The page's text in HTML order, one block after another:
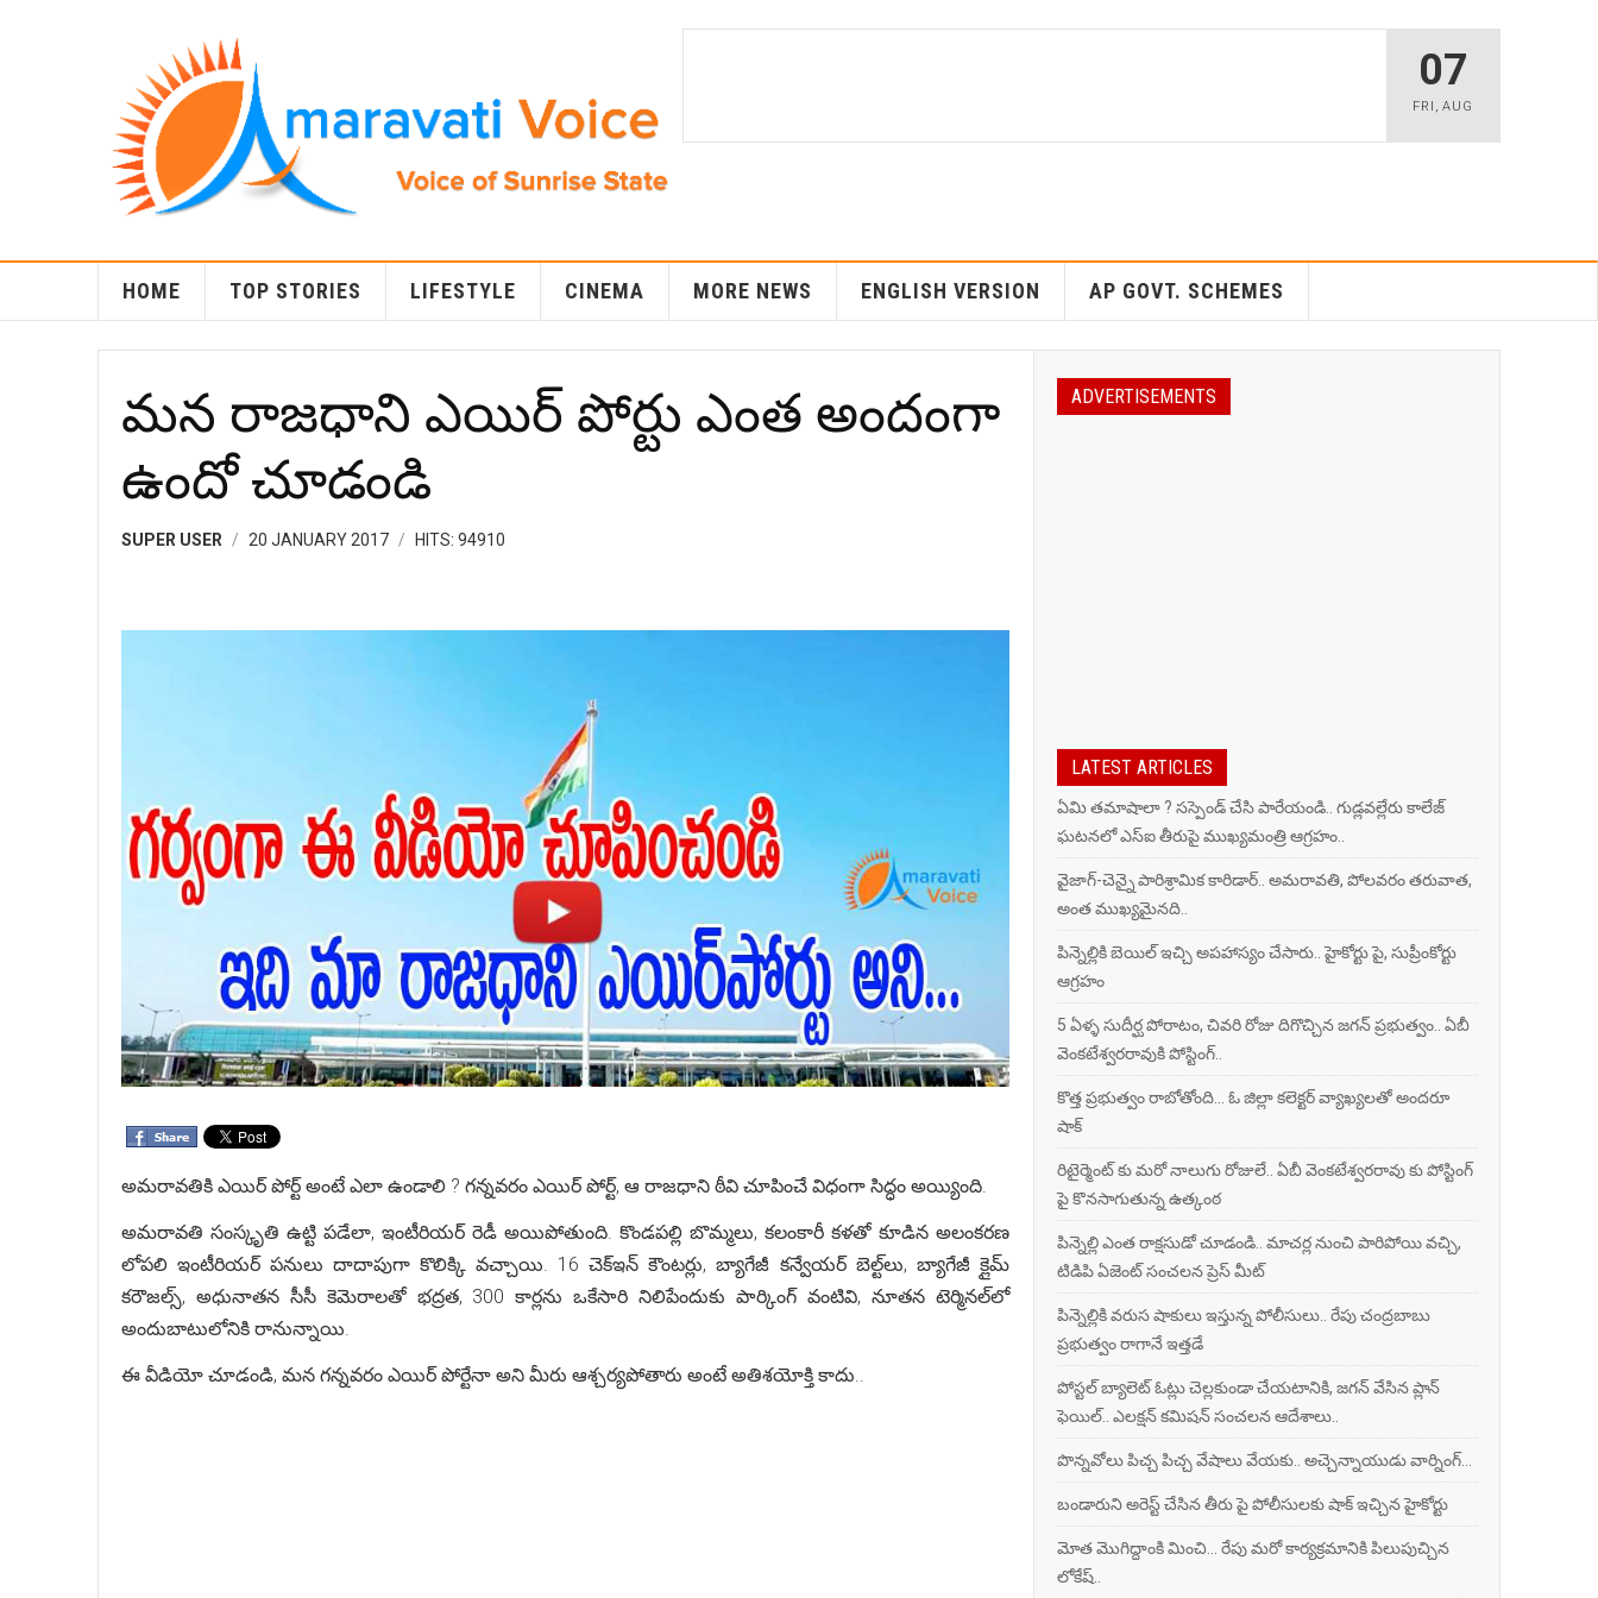
07
FRI ,AUG
HOME TOP STORIES LIFESTYLE CINEMA MORE NEWS ENGLISH VERSION AP GOVT. SCHEMES
మన రాజధాని ఎయిర్ పోర్టు ఎంత అందంగా
ఉందో చూడండి
SUPER USER 20 JANUARY 2017 HITS: 94910
అమరావతికి ఎయిర్ పోర్ట్ అంటే ఎలా ఉండాలి ? గన్నవరం ఎయిర్ పోర్ట్, ఆ రాజధాని ఠీవి చూపించే విధంగా సిద్ధం అయ్యింది.
అమరావతి సంస్కృతి ఉట్టి పడేలా, ఇంటీరియర్ రెడీ అయిపోతుంది. కొండపల్లి బొమ్మలు, కలంకారీ కళతో కూడిన అలంకరణ
లోపలి ఇంటీరియర్ పనులు దాదాపుగా కొలిక్కి వచ్చాయి. 16 చెక్‌ఇన్‌ కౌంటర్లు, బ్యాగేజీ కన్వేయర్‌ బెల్ట్‌లు, బ్యాగేజీ క్లైమ్‌
కరౌజల్స్‌, అధునాతన సీసీ కెమెరాలతో భద్రత, 300 కార్లను ఒకేసారి నిలిపేందుకు పార్కింగ్‌ వంటివి, నూతన టెర్మినల్‌లో
అందుబాటులోనికి రానున్నాయి.
ఈ వీడియో చూడండి, మన గన్నవరం ఎయిర్ పోర్టేనా అని మీరు ఆశ్చర్యపోతారు అంటే అతిశయోక్తి కాదు..
ADVERTISEMENTS
LATEST ARTICLES
ఏమి తమాషాలా ? సస్పెండ్ చేసి పారేయండి.. గుడ్లవల్లేరు కాలేజ్
ఘటనలో ఎస్ఐ తీరుపై ముఖ్యమంత్రి ఆగ్రహం..
వైజాగ్‌-చెన్నై పారిశ్రామిక కారిడార్.. అమరావతి, పోలవరం తరువాత,
అంత ముఖ్యమైనది..
పిన్నెల్లికి బెయిల్ ఇచ్చి అపహాస్యం చేసారు.. హైకోర్టు పై, సుప్రీంకోర్టు
ఆగ్రహం
5 ఏళ్ళ సుదీర్ఘ పోరాటం, చివరి రోజు దిగొచ్చిన జగన్ ప్రభుత్వం.. ఏబీ
వెంకటేశ్వరరావుకి పోస్టింగ్..
కొత్త ప్రభుత్వం రాబోతోంది... ఓ జిల్లా కలెక్టర్ వ్యాఖ్యలతో అందరూ
షాక్
రిటైర్మెంట్ కు మరో నాలుగు రోజులే.. ఏబీ వెంకటేశ్వరరావు కు పోస్టింగ్
పై కొనసాగుతున్న ఉత్కంఠ
పిన్నెల్లి ఎంత రాక్షసుడో చూడండి.. మాచర్ల నుంచి పారిపోయి వచ్చి,
టిడిపి ఏజెంట్ సంచలన ప్రెస్ మీట్
పిన్నెల్లికి వరుస షాకులు ఇస్తున్న పోలీసులు.. రేపు చంద్రబాబు
ప్రభుత్వం రాగానే ఇత్తడే
పోస్టల్ బ్యాలెట్ ఓట్లు చెల్లకుండా చేయటానికి, జగన్ వేసిన ప్లాన్
ఫెయిల్.. ఎలక్షన్ కమిషన్ సంచలన ఆదేశాలు..
పొన్నవోలు పిచ్చ పిచ్చ వేషాలు వేయకు.. అచ్చెన్నాయుడు వార్నింగ్...
బండారుని అరెస్ట్ చేసిన తీరు పై పోలీసులకు షాక్ ఇచ్చిన హైకోర్టు
మోత మొగిద్దాంకి మించి... రేపు మరో కార్యక్రమానికి పిలుపుచ్చిన
లోకేష్..